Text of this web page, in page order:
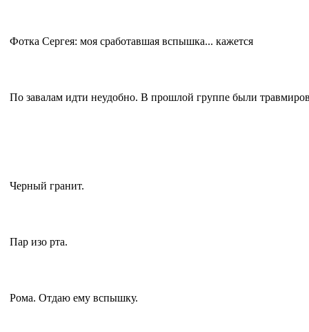
Фотка Сергея: моя сработавшая вспышка... кажется
По завалам идти неудобно. В прошлой группе были
Черный гранит.
Пар изо рта.
Рома. Отдаю ему вспышку.